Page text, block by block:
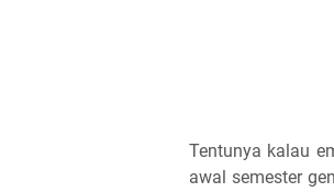
Tentunya kalau
awal semester